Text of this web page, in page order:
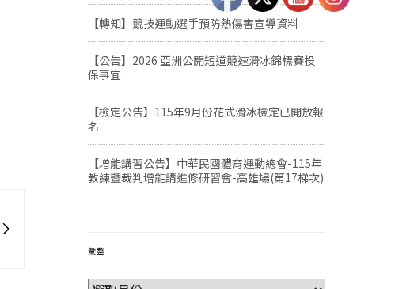
【轉知】競技運動選手預防熱傷害宣導資料
【公告】2026 亞洲公開短道競速滑冰錦標賽投
保事宜
【檢定公告】115年9月份花式滑冰檢定已開放報
名
【增能講習公告】中華民國體育運動總會-115年
教練暨裁判增能講進修研習會-高雄場(第17梯次)
彙整